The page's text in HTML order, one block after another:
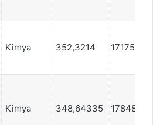
Kimya 352,3214 171750
Kimya 348,64335 178483